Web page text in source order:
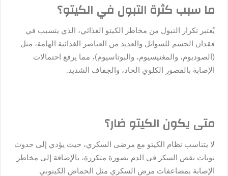
ما سبب كثرة التبول في الكيتو؟
يُعتبر تكرار التبول من مخاطر الكيتو الغذائي، الذي يتسبب في
فقدان الجسم للسوائل والعديد من العناصر الغذائية الهامة، مثل
(الصوديوم، والمغنيسيوم، والبوتاسيوم)، مما يرفع احتمالات
الإصابة بالقصور الكلوي الحاد، والجفاف الشديد.
متى يكون الكيتو ضار؟
لا يتناسب نظام الكيتو مع مرضى السكري، حيث يؤدي إلى حدوث
نوبات نقص السكر في الدم بصورة متكررة، بالإضافة إلى مخاطر
الإصابة بمضاعفات مرض السكري مثل الحماض الكيتوني